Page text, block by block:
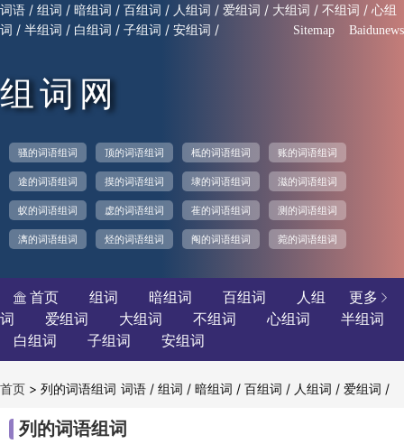
词语 / 组词 / 暗组词 / 百组词 / 人组词 / 爱组词 / 大组词 / 不组词 / 心组
词 / 半组词 / 白组词 / 子组词 / 安组词 / Sitemap Baidunews
组词网
骚的词语组词 顶的词语组词 柢的词语组词 账的词语组词
途的词语组词 摸的词语组词 埭的词语组词 滋的词语组词
蚁的词语组词 虙的词语组词 萑的词语组词 测的词语组词
漓的词语组词 烃的词语组词 阄的词语组词 菀的词语组词
更多 
 首页 组词 暗组词 百组词
人组
词
爱组词 大组词 不组词 心组词
半组词
白组词
子组词 安组词
词语 /组词 /暗组词 /百组词 / 人组词 /爱组词 /
词
首页 > 列的词语组词
列的词语组词